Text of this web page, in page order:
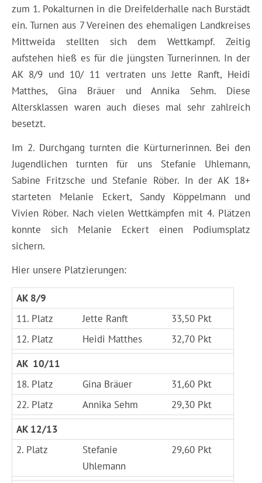
zum 1. Pokalturnen in die Dreifelderhalle nach Burstädt
ein. Turnen aus 7 Vereinen des ehemaligen Landkreises
Mittweida stellten sich dem Wettkampf. Zeitig
aufstehen hieß es für die jüngsten Turnerinnen. In der
AK 8/9 und 10/ 11 vertraten uns Jette Ranft, Heidi
Matthes, Gina Bräuer und Annika Sehm. Diese
Altersklassen waren auch dieses mal sehr zahlreich
besetzt.
Im 2. Durchgang turnten die Kürturnerinnen. Bei den
Jugendlichen turnten für uns Stefanie Uhlemann,
Sabine Fritzsche und Stefanie Röber. In der AK 18+
starteten Melanie Eckert, Sandy Köppelmann und
Vivien Röber. Nach vielen Wettkämpfen mit 4. Plätzen
konnte sich Melanie Eckert einen Podiumsplatz
sichern.
Hier unsere Platzierungen:
AK 8/9
11. Platz
Jette Ranft
33,50 Pkt
12. Platz
Heidi Matthes
32,70 Pkt
AK 10/11
18. Platz
Gina Bräuer
31,60 Pkt
22. Platz
Annika Sehm
29,30 Pkt
AK 12/13
2. Platz
Stefanie
Uhlemann
29,60 Pkt